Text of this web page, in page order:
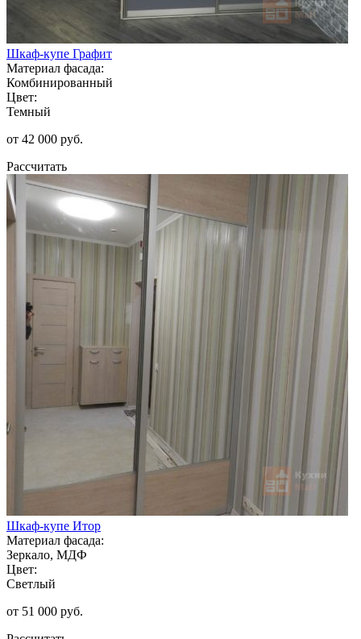
Шкаф-купе Графит
Материал фасада:
Комбинированный
Цвет:
Темный
от 42 000 руб.
Рассчитать
Шкаф-купе Итор
Материал фасада:
Зеркало, МДФ
Цвет:
Светлый
от 51 000 руб.